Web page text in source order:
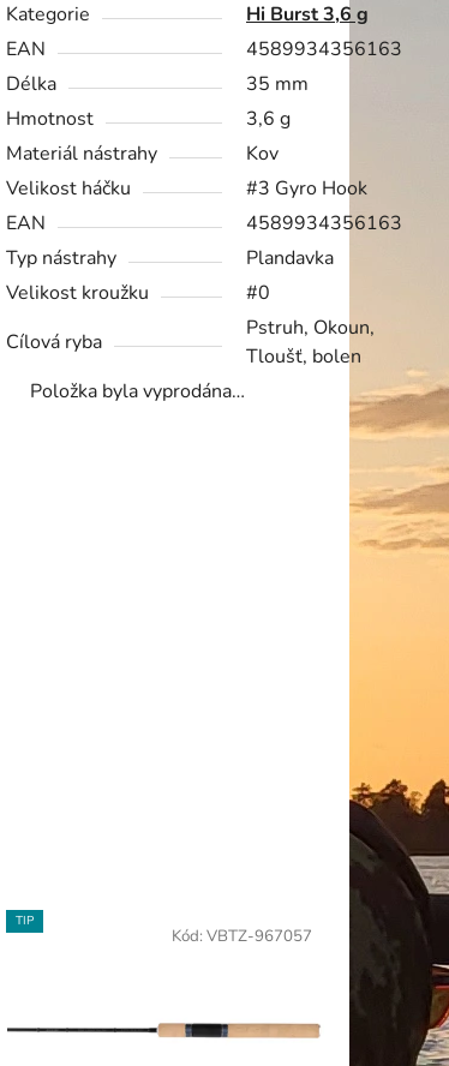
Kategorie
Hi Burst 3,6 g
EAN
4589934356163
Délka
35 mm
Hmotnost
3,6 g
Materiál nástrahy
Kov
Velikost háčku
#3 Gyro Hook
EAN
4589934356163
Typ nástrahy
Plandavka
Velikost kroužku
#0
Cílová ryba
Pstruh, Okoun,
Tloušť, bolen
Položka byla vyprodána…
TIP
Kód: VBTZ-967057